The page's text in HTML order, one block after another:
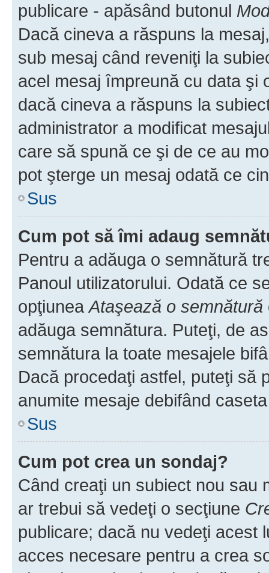
publicare - apăsând butonul
Dacă cineva a răspuns la
sub mesaj când reveniţi la
acel mesaj împreună cu data şi
dacă cineva a răspuns la
administrator a modificat
care să spună ce şi de ce au
pot şterge un mesaj odată ce
Sus
Cum pot să îmi adaug
Pentru a adăuga o semnătură
Panoul utilizatorului. Odată ce
opţiuneaAtaşează o semnătură
adăuga semnătura. Puteţi, de
semnătura la toate mesajele
Dacă procedaţi astfel, puteţi să
anumite mesaje debifând
Sus
Cum pot crea un sondaj?
Când creaţi un subiect nou sau
ar trebui să vedeţi o secţiune
publicare; dacă nu vedeţi acest
acces necesare pentru a crea